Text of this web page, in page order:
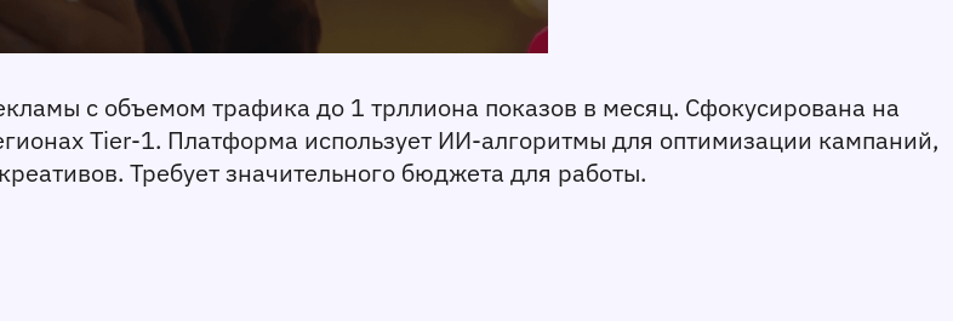
с объемом трафика до 1 трллиона показов в месяц. Сфокусирована на
Tier-1. Платформа использует ИИ-алгоритмы для оптимизации кампаний,
Требует значительного бюджета для работы.